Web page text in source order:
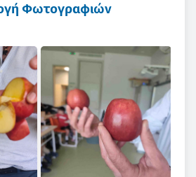
Φωτογραφιών